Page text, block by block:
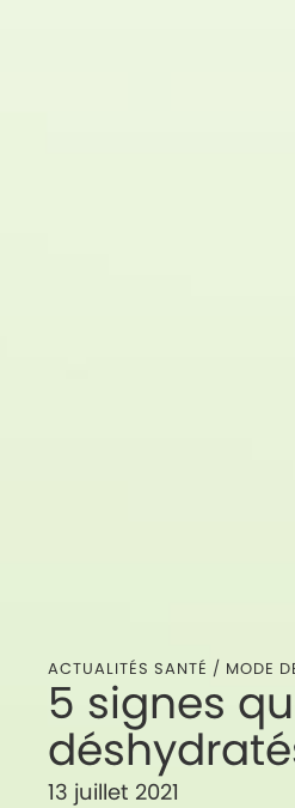
ACTUALITÉS SANTÉ / MODE
5 signes
13 juillet 2021